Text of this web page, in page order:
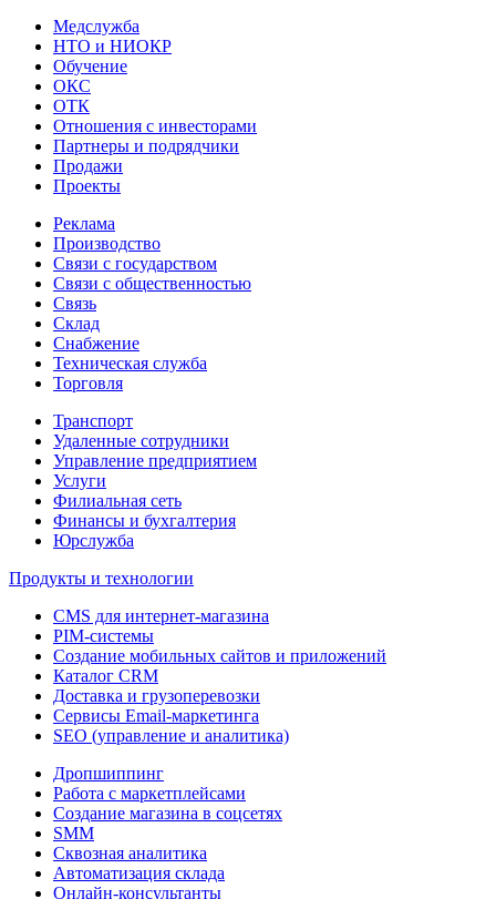
Медслужба
НТО и НИОКР
Обучение
ОКС
ОТК
Отношения с инвесторами
Партнеры и подрядчики
Продажи
Проекты
Реклама
Производство
Связи с государством
Связи с общественностью
Связь
Склад
Снабжение
Техническая служба
Торговля
Транспорт
Удаленные сотрудники
Управление предприятием
Услуги
Филиальная сеть
Финансы и бухгалтерия
Юрслужба
Продукты и технологии
CMS для интернет-магазина
PIM-системы
Создание мобильных сайтов и приложений
Каталог CRM
Доставка и грузоперевозки
Сервисы Email-маркетинга
SEO (управление и аналитика)
Дропшиппинг
Работа с маркетплейсами
Создание магазина в соцсетях
SMM
Сквозная аналитика
Автоматизация склада
Онлайн-консультанты